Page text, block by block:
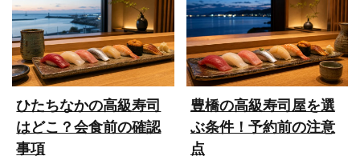
ひたちなかの高級寿司
はどこ？会食前の確認
事項
豊橋の高級寿司屋を選
ぶ条件！予約前の注意
点